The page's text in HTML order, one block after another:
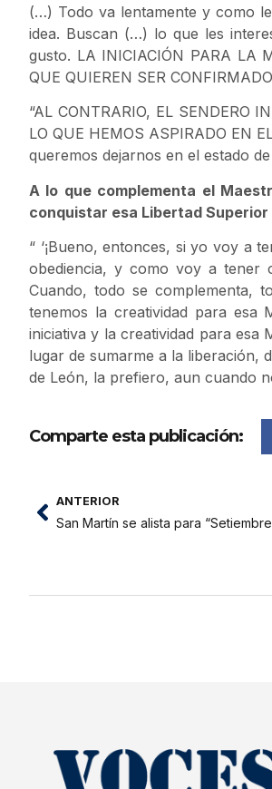
(…) Todo va lentamente y como
idea. Buscan (…) lo que les
gusto. LA INICIACIÓN PARA LA
QUE QUIEREN SER
“AL CONTRARIO, EL SENDERO
LO QUE HEMOS ASPIRADO EN
queremos dejarnos en el estado
A lo que complementa el
conquistar esa Libertad
“ ‘¡Bueno, entonces, si yo voy a
obediencia, y como voy a tener
Cuando, todo se complementa,
tenemos la creatividad para esa
iniciativa y la creatividad para esa
lugar de sumarme a la liberación,
de León, la prefiero, aun cuando
Comparte esta publicación:
ANTERIOR
San Martín se alista para